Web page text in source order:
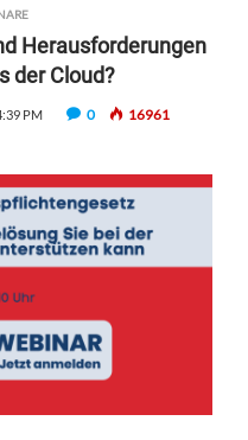
Herausforderungen
der Cloud?
PM 0 16961